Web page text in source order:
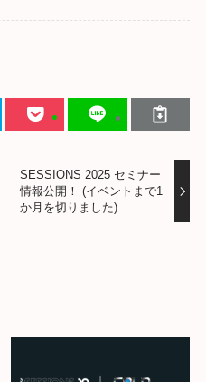
SESSIONS 2025 セミナー
情報公開！ (イベントまで1
か月を切りました)